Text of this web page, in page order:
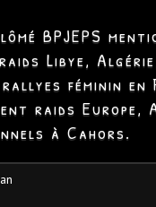
BPJEPS
Libye,
féminin en
raids
à Cahors.